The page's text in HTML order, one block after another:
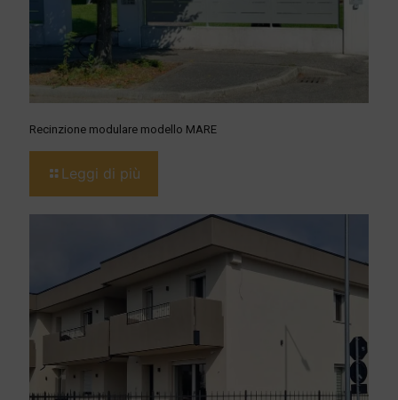
Recinzione modulare modello MARE
Leggi di più